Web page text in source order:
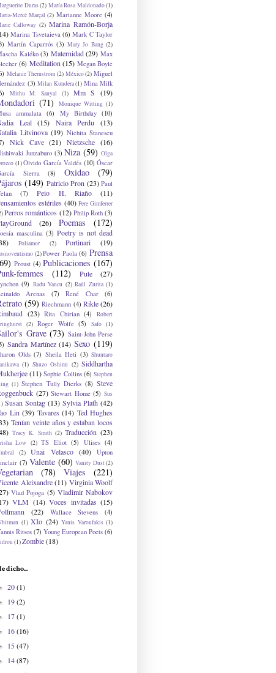
Duras(2) María Rosa Maldonado(1)
Mercè Marçal (2) Marianne Moore (4)
Calloway (2) Marina Ramón-Borja
Marina Tsvetaieva (6) Mark C Taylor
Martín Caparrós (3) Mary Jo Bang (2)
Kaléko (3) Maternidad (29) Max
(6) Meditation (15) Megan Boyle
Melanie Thernstrom (2) México (2) Miguel
(3) Milan Kundera(1) Mina Milk
Mithu M. Sanyal (1) Mm S (19)
(71) Monique Witting (1)
ammalata (6) My Birthday (10)
Leal (15) Naira Perdu
(13)
Litvinova (19) Nichita Stanescu
Nick Cave (21) Nietzsche (16)
Junzaburo (3) Niza (59) Olga
(1)Olvido García Valdés (10) Óscar
Sierra
(8) Oxidao
(79)
(149) Patricio Pron (23) Paul
(7) Peio H. Riaño
(11)
estériles (40) Pere Gimferrer
Perros románticos (12) Philip Roth (3)
(26) Poemas (172)
masculina (3) Poetry is not dead
Poliamor (2) Portinari (19)
(2) Power Paola (6) Prensa
Proust (4) Publicaciones (167)
femmes
(112) Pute (27)
(9) Radu Vancu (2) Raúl Zurita (1)
Arenas (7) René Char (6)
(59) Riechmann (4) Rikle (26)
(23) Rita Chirian (4)
Robert
(2) Roger Wolfe (5) Safo (1)
Grave (73) Saint-John Perse
Sandra Martínez (14) Sexo (119)
Olds (7) Sheila Heti (3) Shuntaro
(1) Shuzo Oshimi (2) Siddhartha
(11) Sophie Collins (6) Stephen
(1) Stephen Tully Dierks (8) Steve
(27) Stewart Home (5) Sus
Susan Sontag (13) Sylvia Plath (42)
Lin (39) Tavares (14) Ted Hughes
Tenían veinte años y estaban locos
Tracy K. Smith (2) Traducción (23)
Low (2) TS Eliot (5) Ulises (4)
(2) Unai Velasco (40)
Upton
(7) Valente (60) Vanity Dust(2)
(78) Viajes (221)
Aleixandre (11) Virginia Woolf
Vlad Pojoga (5) Vladimir Nabokov
VLM (14) Voces invitadas (15)
(22) Wallace Stevens (4)
(1) XIo (24) Yanis Varoufakis (1)
Ritsos (7) Young European Poets (6)
(1)Zombie(18)
dicho...
20(1)
19(2)
17(1)
16(16)
15(47)
14(87)